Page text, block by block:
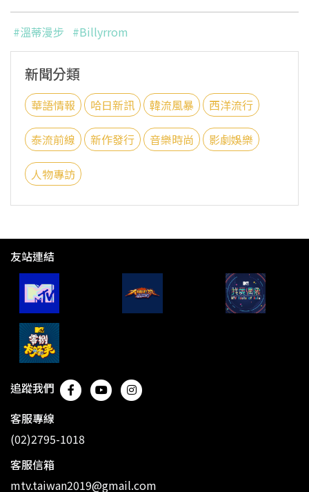
#溫蒂漫步 #Billyrrom
新聞分類
華語情報 哈日新訊 韓流風暴 西洋流行
泰流前線 新作發行 音樂時尚 影劇娛樂
人物專訪
友站連結
追蹤我們
客服專線
(02)2795-1018
客服信箱
mtv.taiwan2019@gmail.com